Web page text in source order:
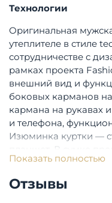
Технологии
Оригинальная
утеплителе в стиле
сотрудничестве с
рамках проекта
внешний вид и
боковых карманов
кармана на рукавах
и телефона,
Изюминка куртки —
планшет. В сумке
отделения и карманы
документов. Ее
закрепить
Показать полностью
Отзывы